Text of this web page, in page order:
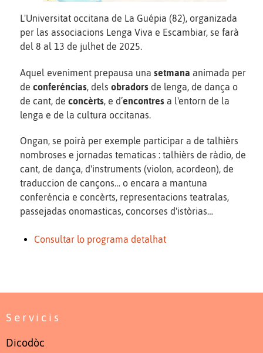
L'Universitat occitana de La Guépia (82), organizada
per las associacions Lenga Viva e Escambiar, se farà
del 8 al 13 de julhet de 2025.
Aquel eveniment prepausa una setmana animada per
de conferéncias, dels obradors de lenga, de dança o
de cant, de concèrts, e d’encontres a l'entorn de la
lenga e de la cultura occitanas.
Ongan, se poirà per exemple participar a de talhièrs
nombroses e jornadas tematicas : talhièrs de ràdio, de
cant, de dança, d'instruments (violon, acordeon), de
traduccion de cançons… o encara a mantuna
conferéncia e concèrts, representacions teatralas,
passejadas onomasticas, concorses d'istòrias…
Consultar lo programa detalhat
Servicis
Dicodòc